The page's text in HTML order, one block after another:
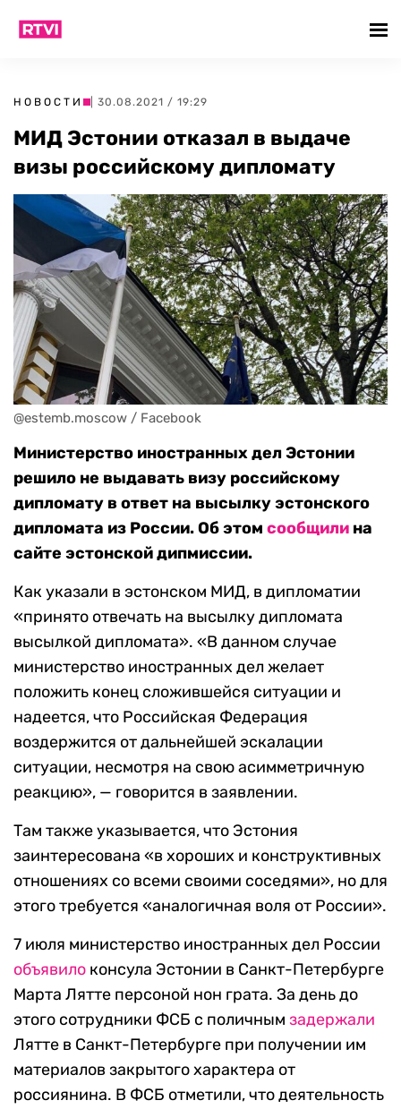
НОВОСТИ | 30.08.2021 / 19:29
МИД Эстонии отказал в выдаче
визы российскому дипломату
@estemb.moscow / Facebook
Министерство иностранных дел Эстонии
решило не выдавать визу российскому
дипломату в ответ на высылку эстонского
дипломата из России. Об этом сообщили на
сайте эстонской дипмиссии.
Как указали в эстонском МИД, в дипломатии
«принято отвечать на высылку дипломата
высылкой дипломата». «В данном случае
министерство иностранных дел желает
положить конец сложившейся ситуации и
надеется, что Российская Федерация
воздержится от дальнейшей эскалации
ситуации, несмотря на свою асимметричную
реакцию», — говорится в заявлении.
Там также указывается, что Эстония
заинтересована «в хороших и конструктивных
отношениях со всеми своими соседями», но для
этого требуется «аналогичная воля от России».
7 июля министерство иностранных дел России
объявило консула Эстонии в Санкт-Петербурге
Марта Лятте персоной нон грата. За день до
этого сотрудники ФСБ с поличным задержали
Лятте в Санкт-Петербурге при получении им
материалов закрытого характера от
россиянина. В ФСБ отметили, что деятельность